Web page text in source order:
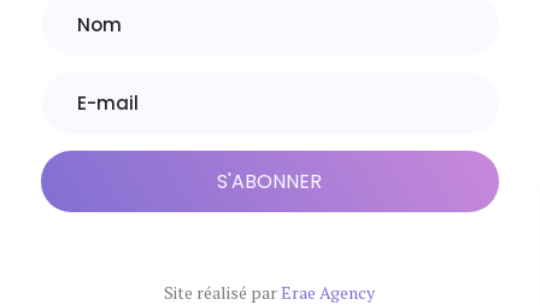
S'ABONNER
Site réalisé parErae Agency